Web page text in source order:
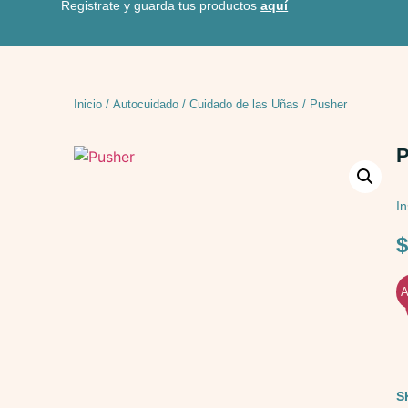
Registrate y guarda tus productosaquí
Inicio/ Autocuidado/ Cuidado de las Uñas / Pusher
$